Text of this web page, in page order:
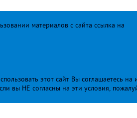
материалов с сайта ссылка на
этот сайт Вы соглашаетесь
вы НЕ согласны на эти условия,